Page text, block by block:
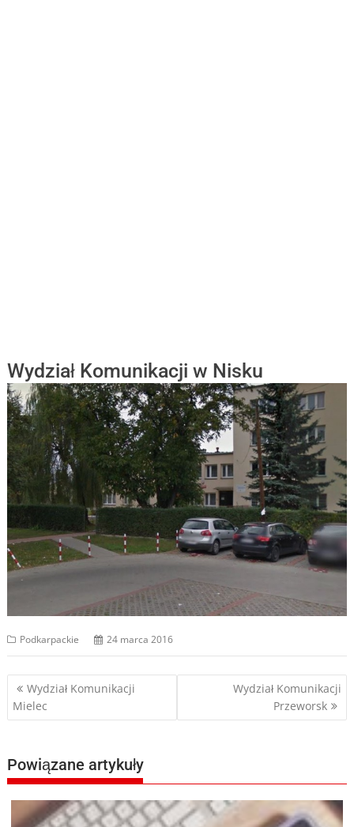
Wydział Komunikacji w Nisku
Podkarpackie 24 marca 2016
Nawigacja
wpisu
Wydział Komunikacji
Mielec
Wydział Komunikacji
Przeworsk
Powiązane artykuły